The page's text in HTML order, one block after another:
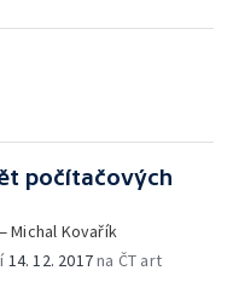
počítačových
Michal Kovařík
14. 12. 2017na ČT art